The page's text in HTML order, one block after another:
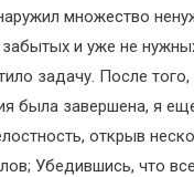
множество
и уже не
задачу. После того,
была завершена, я
открыв
Убедившись, что